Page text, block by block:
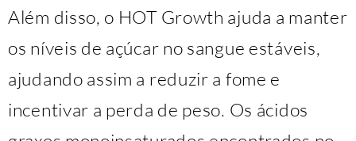
Além disso, o HOT Growth ajuda a manter
os níveis de açúcar no sangue estáveis,
ajudando assim a reduzir a fome e
incentivar a perda de peso. Os ácidos